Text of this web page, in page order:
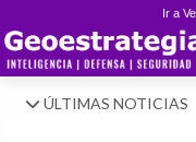
Ir a
ÚLTIMAS NOTICIAS